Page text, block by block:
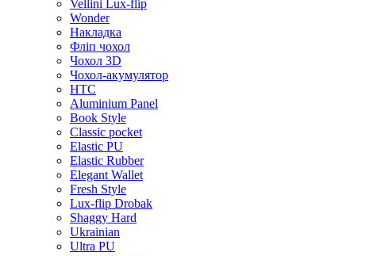
Vellini Lux-flip
Wonder
Накладка
Фліп чохол
Чохол 3D
Чохол-акумулятор
HTC
Aluminium Panel
Book Style
Classic pocket
Elastic PU
Elastic Rubber
Elegant Wallet
Fresh Style
Lux-flip Drobak
Shaggy Hard
Ukrainian
Ultra PU